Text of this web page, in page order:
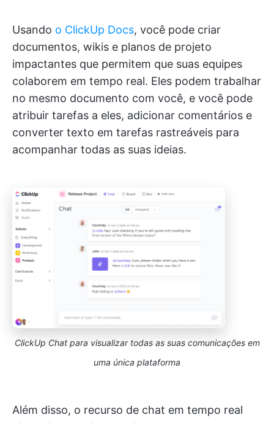
Usando o ClickUp Docs, você pode criar
documentos, wikis e planos de projeto
impactantes que permitem que suas equipes
colaborem em tempo real. Eles podem trabalhar
no mesmo documento com você, e você pode
atribuir tarefas a eles, adicionar comentários e
converter texto em tarefas rastreáveis para
acompanhar todas as suas ideias.
ClickUp Chat para visualizar todas as suas comunicações em
uma única plataforma
Além disso, o recurso de chat em tempo real